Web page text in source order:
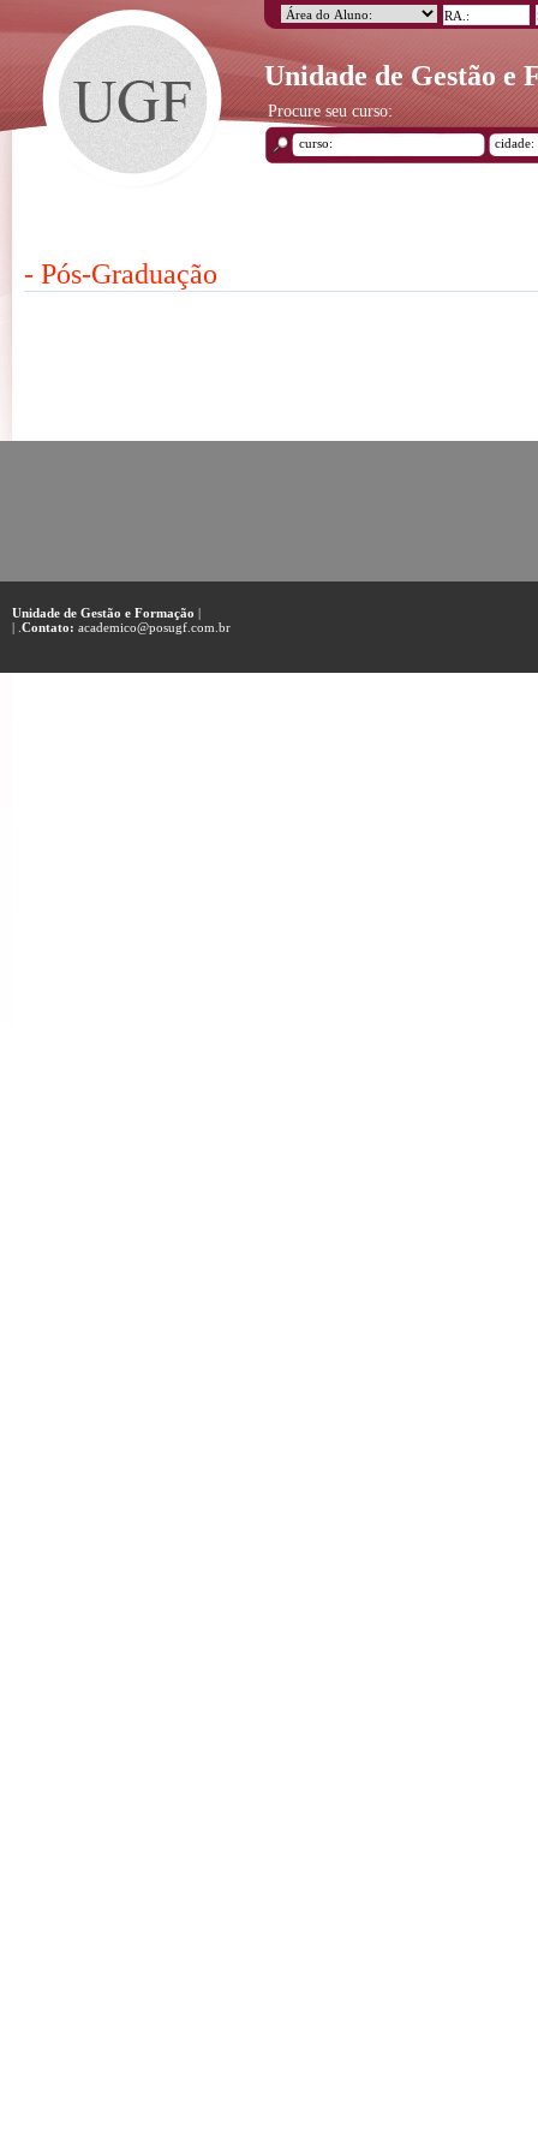
Unidade de Gestão e
Procure seu curso:
- Pós-Graduação
Unidade de Gestão e Formação |
| . Contato: academico@posugf.com.br